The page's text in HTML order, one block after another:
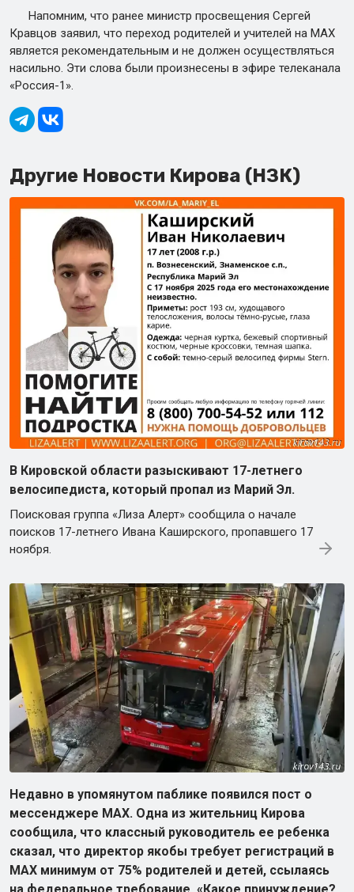
Напомним, что ранее министр просвещения Сергей
Кравцов заявил, что переход родителей и учителей на МАХ
является рекомендательным и не должен осуществляться
насильно. Эти слова были произнесены в эфире телеканала
«Россия-1».
Другие Новости Кирова (НЗК)
В Кировской области разыскивают 17-летнего
велосипедиста, который пропал из Марий Эл.
Поисковая группа «Лиза Алерт» сообщила о начале
поисков 17-летнего Ивана Каширского, пропавшего 17
ноября.
Недавно в упомянутом паблике появился пост о
мессенджере МАХ. Одна из жительниц Кирова
сообщила, что классный руководитель ее ребенка
сказал, что директор якобы требует регистраций в
МАХ минимум от 75% родителей и детей, ссылаясь
на федеральное требование. «Какое принуждение?